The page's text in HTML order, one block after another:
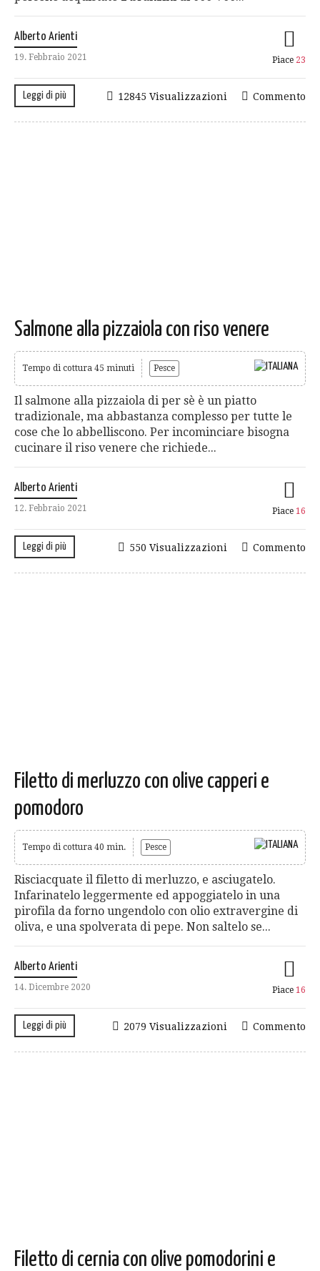
Alberto Arienti
19. Febbraio 2021 Piace 23
Leggi di più Commento
12845 Visualizzazioni
Salmone alla pizzaiola con riso venere
Tempo di cottura 45 minuti Pesce
Il salmone alla pizzaiola di per sè è un piatto
tradizionale, ma abbastanza complesso per tutte le
cose che lo abbelliscono. Per incominciare bisogna
cucinare il riso venere che richiede...
Alberto Arienti
12. Febbraio 2021 Piace 16
Leggi di più Commento
550 Visualizzazioni
Filetto di merluzzo con olive capperi e
pomodoro
Tempo di cottura 40 min. Pesce
Risciacquate il filetto di merluzzo, e asciugatelo.
Infarinatelo leggermente ed appoggiatelo in una
pirofila da forno ungendolo con olio extravergine di
oliva, e una spolverata di pepe. Non saltelo se...
Alberto Arienti
14. Dicembre 2020 Piace 16
Leggi di più Commento
2079 Visualizzazioni
Filetto di cernia con olive pomodorini e